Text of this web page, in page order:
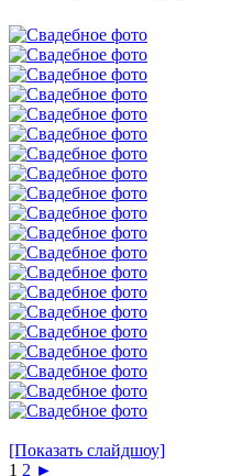
[Показать слайдшоу]
1 2 ►